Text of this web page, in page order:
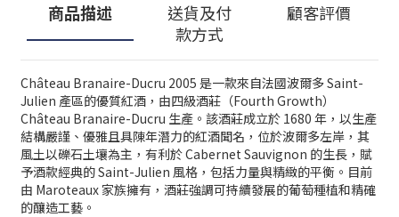
商品描述
送貨及付
款方式
顧客評價
Château Branaire-Ducru 2005 是一款來自法國波爾多 Saint-
Julien 產區的優質紅酒，由四級酒莊（Fourth Growth）
Château Branaire-Ducru 生產。該酒莊成立於 1680 年，以生產
結構嚴謹、優雅且具陳年潛力的紅酒聞名，位於波爾多左岸，其
風土以礫石土壤為主，有利於 Cabernet Sauvignon 的生長，賦
予酒款經典的 Saint-Julien 風格，包括力量與精緻的平衡。目前
由 Maroteaux 家族擁有，酒莊強調可持續發展的葡萄種植和精確
的釀造工藝。